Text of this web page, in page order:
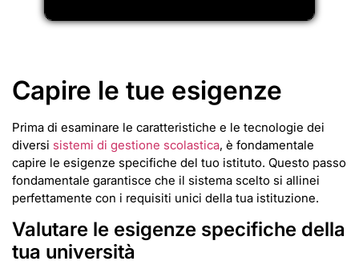
Capire le tue esigenze
Prima di esaminare le caratteristiche e le tecnologie dei
diversi sistemi di gestione scolastica, è fondamentale
capire le esigenze specifiche del tuo istituto. Questo passo
fondamentale garantisce che il sistema scelto si allinei
perfettamente con i requisiti unici della tua istituzione.
Valutare le esigenze specifiche della
tua università